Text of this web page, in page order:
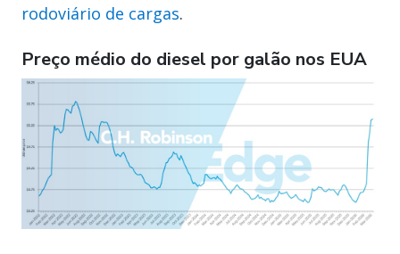
rodoviário de cargas.
Preço médio do diesel por galão nos EUA